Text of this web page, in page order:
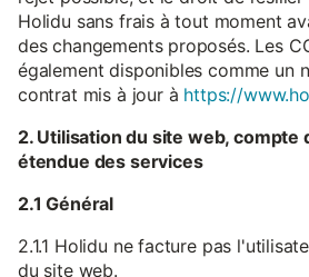
Holidu sans frais à tout moment
des changements proposés. Les
également disponibles comme un
contrat mis à jour à https://
2. Utilisation du site web, compte
étendue des services
2.1 Général
2.1.1 Holidu ne facture pas
du site web.